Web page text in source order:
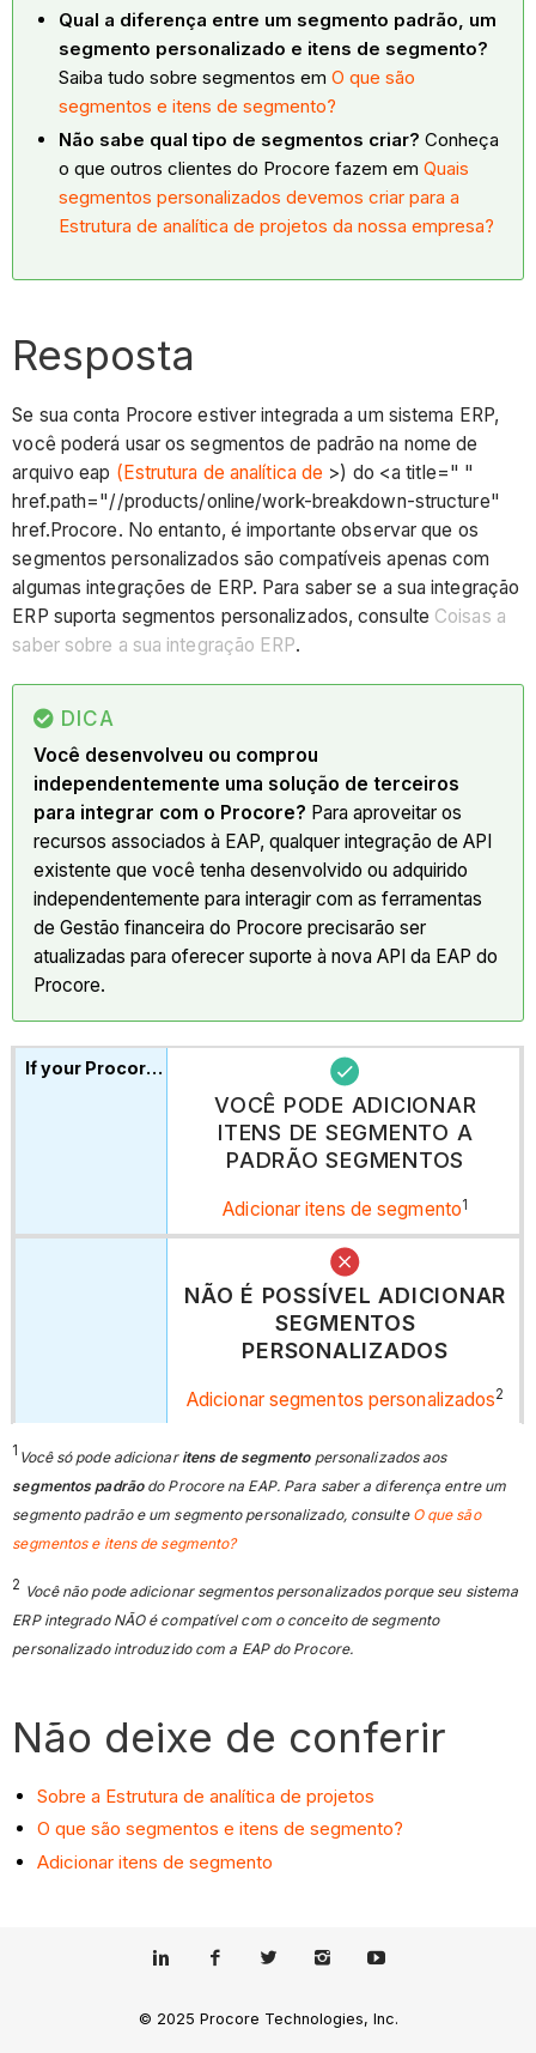
Qual a diferença entre um segmento padrão, um
segmento personalizado e itens de segmento?
Saiba tudo sobre segmentos emO que são
segmentos e itens de segmento?
Não sabe qual tipo de segmentos criar? Conheça
o que outros clientes do Procore fazem emQuais
segmentos personalizados devemos criar para a
Estrutura de analítica de projetos da nossa empresa?
Resposta
Se sua conta Procore estiver integrada a um sistema ERP,
você poderá usar os segmentos de padrão na nome de
arquivo eap (Estrutura de analítica de >) do <a title=" "
href.path="//products/online/work-breakdown-structure"
href.Procore. No entanto, é importante observar que os
segmentos personalizados são compatíveis apenas com
algumas integrações de ERP. Para saber se a sua integração
ERP suporta segmentos personalizados, consulte Coisas a
saber sobre a sua integração ERP.
DICA
Você desenvolveu ou comprou
independentemente uma solução de terceiros
para integrar com o Procore? Para aproveitar os
recursos associados à EAP, qualquer integração de API
existente que você tenha desenvolvido ou adquirido
independentemente para interagir com as ferramentas
de Gestão financeira do Procore precisarão ser
atualizadas para oferecer suporte à nova API da EAP do
Procore.
VOCÊ PODE ADICIONAR
ITENS DE SEGMENTO A
PADRÃO SEGMENTOS
Adicionar itens de segmento1
NÃO É POSSÍVEL ADICIONAR
SEGMENTOS
PERSONALIZADOS
Adicionar segmentos personalizados2
1 Você só pode adicionar itens de segmentopersonalizados aos
segmentos padrãodo Procore na EAP. Para saber a diferença entre um
segmento padrão e um segmento personalizado, consulte O que são
segmentos e itens de segmento?
2 Você não pode adicionar segmentos personalizados porque seu sistema
ERP integrado NÃO é compatível com o conceito de segmento
personalizado introduzido com a EAP do Procore.
Não deixe de conferir
Sobre a Estrutura de analítica de projetos
O que são segmentos e itens de segmento?
Adicionar itens de segmento
© 2025 Procore Technologies, Inc.